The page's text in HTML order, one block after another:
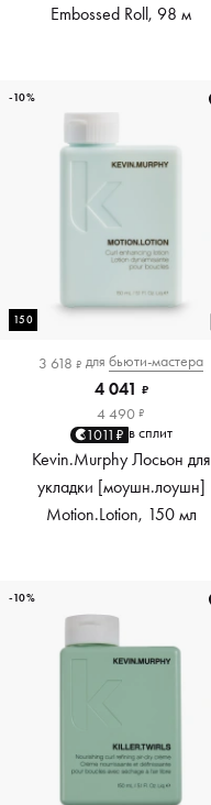
Embossed Roll, 98 м
150
3 618 ₽ для бьюти-мастера
4 041 ₽
4 490 ₽
1011₽ в сплит
Kevin.Murphy Лосьон для
укладки [моушн.лоушн]
Motion.Lotion, 150 мл
-10%
-10%